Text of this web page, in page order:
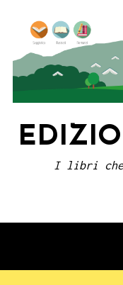
content
I libri che